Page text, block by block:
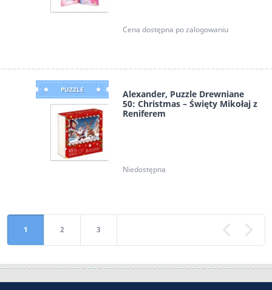
Cena dostępna po zalogowaniu
PUZZLE
Alexander, Puzzle Drewniane
50: Christmas – Święty Mikołaj z
Reniferem
Niedostępna
1 2 3